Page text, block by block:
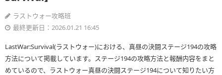
ラストウォー攻略班
最終更新日：2026.01.21 16:45
LastWar:Survival(ラストウォー)における、真昼の決闘ステージ194の攻略
方法について掲載しています。ステージ194の攻略方法と報酬内容をまと
めているので、ラストウォー真昼の決闘ステージ194について知りたい方